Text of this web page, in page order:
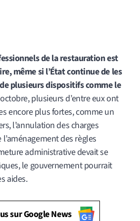
de la restauration est
même si l’État continue de les
plusieurs dispositifs comme le
plusieurs d’entre eux ont
encore plus fortes, comme un
l’annulation des charges
des règles
administrative devait se
le gouvernement pourrait
aides.
sur Google News